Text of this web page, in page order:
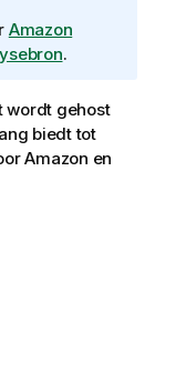
Amazon
.
wordt gehost
biedt tot
Amazon en